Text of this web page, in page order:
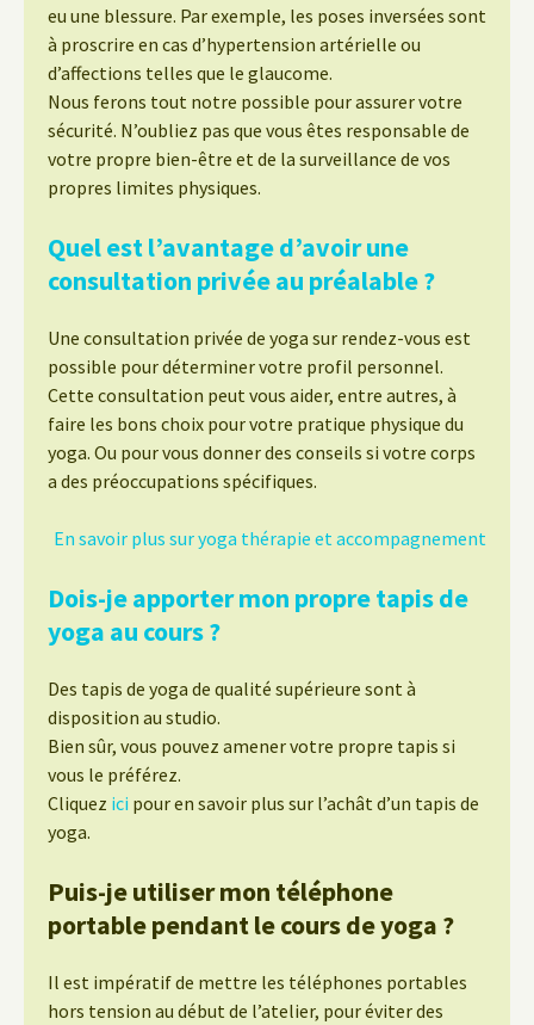
eu une blessure. Par exemple, les poses inversées sont
à proscrire en cas d’hypertension artérielle ou
d’affections telles que le glaucome.
Nous ferons tout notre possible pour assurer votre
sécurité. N’oubliez pas que vous êtes responsable de
votre propre bien-être et de la surveillance de vos
propres limites physiques.
Quel est l’avantage d’avoir une
consultation privée au préalable ?
Une consultation privée de yoga sur rendez-vous est
possible pour déterminer votre profil personnel.
Cette consultation peut vous aider, entre autres, à
faire les bons choix pour votre pratique physique du
yoga. Ou pour vous donner des conseils si votre corps
a des préoccupations spécifiques.
En savoir plus sur yoga thérapie et accompagnement
Dois-je apporter mon propre tapis de
yoga au cours ?
Des tapis de yoga de qualité supérieure sont à
disposition au studio.
Bien sûr, vous pouvez amener votre propre tapis si
vous le préférez.
Cliquez ici pour en savoir plus sur l’achât d’un tapis de
yoga.
Puis-je utiliser mon téléphone
portable pendant le cours de yoga ?
Il est impératif de mettre les téléphones portables
hors tension au début de l’atelier, pour éviter des